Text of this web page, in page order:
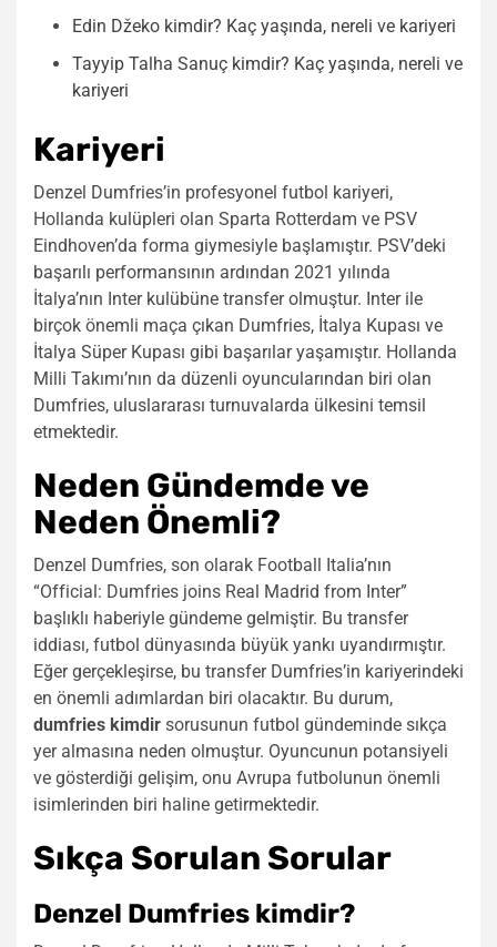
Edin Džeko kimdir? Kaç yaşında, nereli ve kariyeri
Tayyip Talha Sanuç kimdir? Kaç yaşında, nereli ve
kariyeri
Kariyeri
Denzel Dumfries’in profesyonel futbol kariyeri,
Hollanda kulüpleri olan Sparta Rotterdam ve PSV
Eindhoven’da forma giymesiyle başlamıştır. PSV’deki
başarılı performansının ardından 2021 yılında
İtalya’nın Inter kulübüne transfer olmuştur. Inter ile
birçok önemli maça çıkan Dumfries, İtalya Kupası ve
İtalya Süper Kupası gibi başarılar yaşamıştır. Hollanda
Milli Takımı’nın da düzenli oyuncularından biri olan
Dumfries, uluslararası turnuvalarda ülkesini temsil
etmektedir.
Neden Gündemde ve
Neden Önemli?
Denzel Dumfries, son olarak Football Italia’nın
“Official: Dumfries joins Real Madrid from Inter”
başlıklı haberiyle gündeme gelmiştir. Bu transfer
iddiası, futbol dünyasında büyük yankı uyandırmıştır.
Eğer gerçekleşirse, bu transfer Dumfries’in kariyerindeki
en önemli adımlardan biri olacaktır. Bu durum,
dumfries kimdir sorusunun futbol gündeminde sıkça
yer almasına neden olmuştur. Oyuncunun potansiyeli
ve gösterdiği gelişim, onu Avrupa futbolunun önemli
isimlerinden biri haline getirmektedir.
Sıkça Sorulan Sorular
Denzel Dumfries kimdir?